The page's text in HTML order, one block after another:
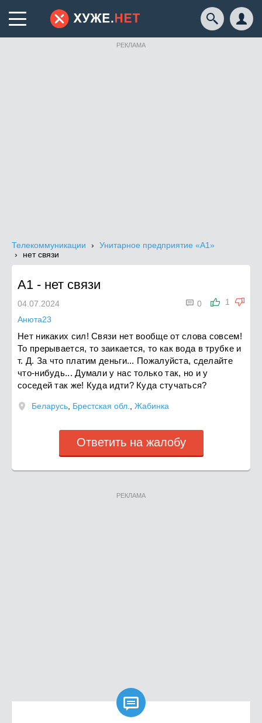
РЕКЛАМА
Телекоммуникации
Унитарное предприятие «А1»
нет связи
A1 - нет связи
1
 0
04.07.2024
Анюта23
Нет никаких сил! Связи нет вообще от слова совсем!
То прерывается, то заикается, то как вода в трубке и
т. Д. За что платим деньги... Пожалуйста, сделайте
что-нибудь... Думали у нас только так, но и у
соседей так же! Куда идти? Куда стучаться?
Беларусь Брестская обл. Жабинка
Ответить на жалобу
РЕКЛАМА
